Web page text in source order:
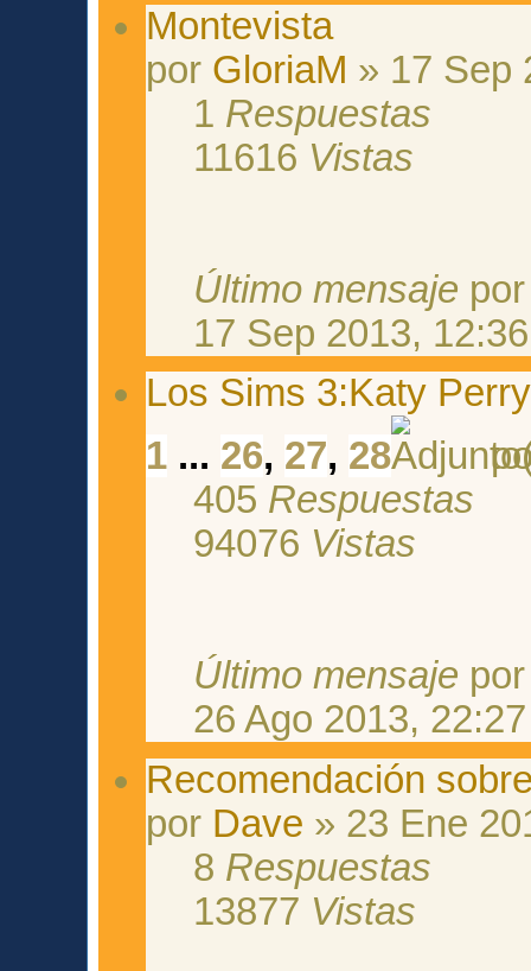
Montevista
por GloriaM » 17 Sep
1 Respuestas
11616 Vistas
Último mensaje
17 Sep 2013, 12:36
Los Sims 3:Katy
1 ... 26, 27, 28
405 Respuestas
94076 Vistas
Último mensaje
26 Ago 2013, 22:27
Recomendación
por Dave » 23 Ene
8 Respuestas
13877 Vistas